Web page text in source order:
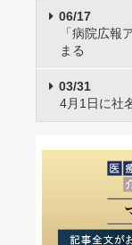
06/17
「病院広報
まる
03/31
4月1日に社